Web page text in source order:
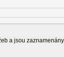
a jsou